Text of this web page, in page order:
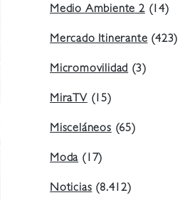
Medio Ambiente 2(14)
Mercado Itinerante(423)
Micromovilidad(3)
MiraTV(15)
Misceláneos(65)
Moda(17)
Noticias(8.412)